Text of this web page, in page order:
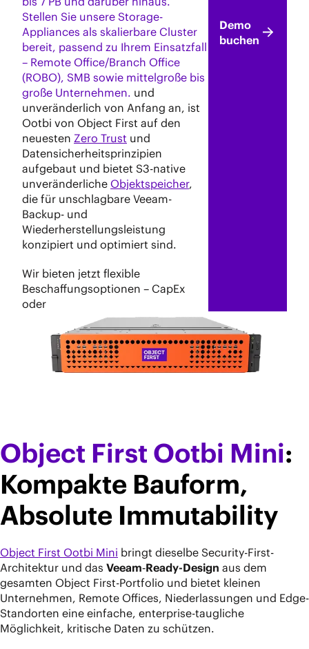
Stellen Sie unsere Storage-
Appliances als skalierbare Cluster
bereit, passend zu Ihrem Einsatzfall
– Remote Office/Branch Office
(ROBO), SMB sowie mittelgroße bis
große Unternehmen. und
unveränderlich von Anfang an, ist
Ootbi von Object First auf den
neuesten Zero Trust und
Datensicherheitsprinzipien
aufgebaut und bietet S3-native
unveränderliche Objektspeicher,
die für unschlagbare Veeam-
Backup- und
Wiederherstellungsleistung
konzipiert und optimiert sind.
Wir bieten jetzt flexible
Beschaffungsoptionen – CapEx
oder
Demo
buchen
Object First Ootbi Mini:
Kompakte Bauform,
Absolute Immutability
Object First Ootbi Mini bringt dieselbe Security-First-
Architektur und das Veeam‑Ready-Design aus dem
gesamten Object First-Portfolio und bietet kleinen
Unternehmen, Remote Offices, Niederlassungen und Edge-
Standorten eine einfache, enterprise-taugliche
Möglichkeit, kritische Daten zu schützen.